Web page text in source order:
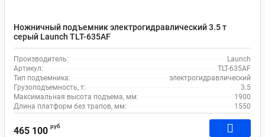
Ножничный подъемник электрогидравлический 3.5 т
серый Launch TLT-635AF
Производитель:
Launch
Артикул:
TLT-635AF
Тип подъемника:
электрогидравлический
Грузоподъемность, т:
3.5
Максимальная высота подъема, мм:
1900
Длина платформ без трапов, мм:
1550
465 100 руб